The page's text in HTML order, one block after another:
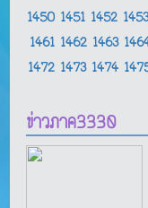
1450 1451 1452
1461 1462 1463
1472 1473 1474
ข่าวภาค3330